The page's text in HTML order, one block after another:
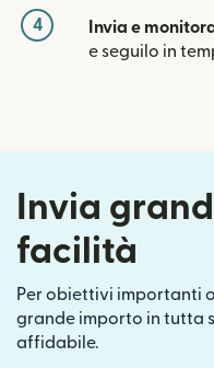
4 Invia e
e seguilo in
Invia
facilità
Per obiettivi importanti
grande importo in tutta
affidabile.